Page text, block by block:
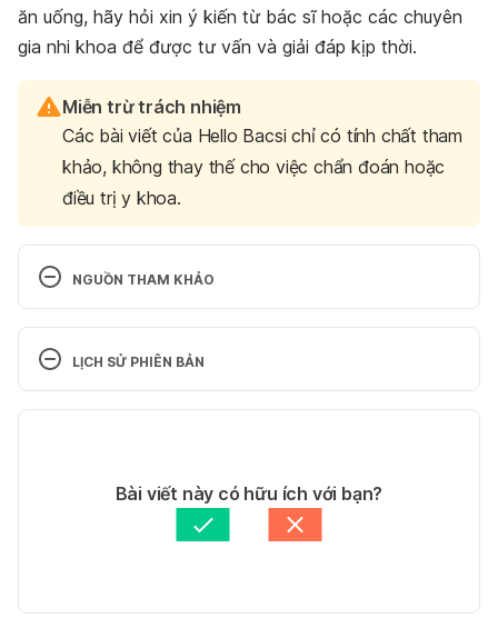
ăn uống, hãy hỏi xin ý kiến từ bác sĩ hoặc các chuyên
gia nhi khoa để được tư vấn và giải đáp kịp thời.
Miễn trừ trách nhiệm
Các bài viết của Hello Bacsi chỉ có tính chất tham
khảo, không thay thế cho việc chẩn đoán hoặc
điều trị y khoa.
NGUỒN THAM KHẢO
Feeding Baby: 8 Eating Milestones.
http://www.webmd.com/parenting/baby/baby-
food-nutrition-9/baby-food-milestones   Ngày truy
LỊCH SỬ PHIÊN BẢN
Tác giả: Tiến sĩ - Bác sĩ - Giảng viên Nguyễn Bùi Bình
Coco Thuy Bui
Bài viết này có hữu ích với bạn?